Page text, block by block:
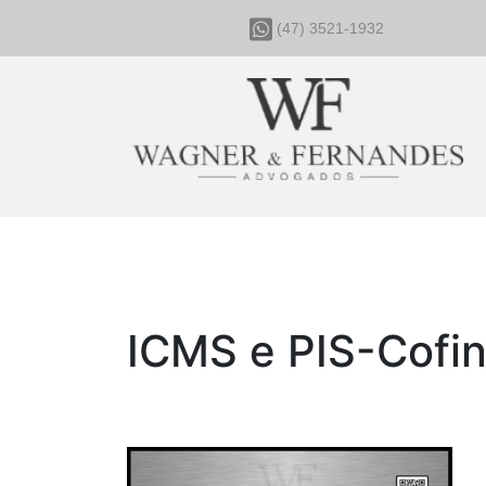
(47) 3521-1932
ICMS e PIS-